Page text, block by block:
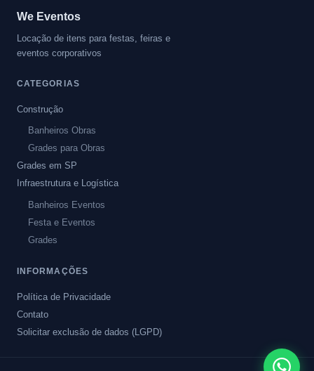
We Eventos
Locação de itens para festas, feiras e
eventos corporativos
CATEGORIAS
Construção
Banheiros Obras
Grades para Obras
Grades em SP
Infraestrutura e Logística
Banheiros Eventos
Festa e Eventos
Grades
INFORMAÇÕES
Política de Privacidade
Contato
Solicitar exclusão de dados (LGPD)